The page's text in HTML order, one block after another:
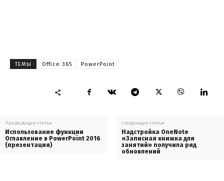
ТЕМЫ Office 365 PowerPoint
Предыдущая статья
Использование функции
Оглавление в PowerPoint 2016
(презентация)
Следующая статья
Надстройка OneNote
«Записная книжка для
занятий» получила ряд
обновлений